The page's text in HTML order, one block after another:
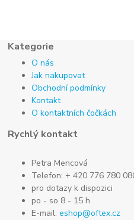
Kategorie
O nás
Jak nakupovat
Obchodní podmínky
Kontakt
O kontaktních čočkách
Rychlý kontakt
Petra Mencová
Telefon: + 420 776 780
pro dotazy k dispozici
po - so 8 - 15 h
E-mail:eshop@oftex.cz